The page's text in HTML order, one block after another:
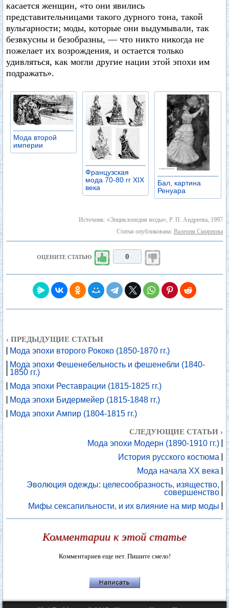
касается женщин, «то они явились
представительницами такого дурного тона, такой
вульгарности; моды, которые они выдумывали, так
безвкусны и безобразны, — что никто никогда не
пожелает их возрождения, и остается только
удивляться, как могли другие нации этой эпохи им
подражать».
Мода второй
империи
Французская
мода 70-80 гг XIX
века
Бал, картина
Ренуара
Источник: «Энциклопедия моды», Р. П. Андреева, 1997
Статья опубликована: Валерия Смирнова
ОЦЕНИТЕ СТАТЬЮ 0
‹ ПРЕДЫДУЩИЕ СТАТЬИ
Мода эпохи второго Рококо (1850-1870 гг.)
Мода эпохи Фешенебельность и фешенебли (1840-
1850 гг.)
Мода эпохи Реставрации (1815-1825 гг.)
Мода эпохи Бидермейер (1815-1848 гг.)
Мода эпохи Ампир (1804-1815 гг.)
СЛЕДУЮЩИЕ СТАТЬИ ›
Мода эпохи Модерн (1890-1910 гг.)
История русского костюма
Мода начала XX века
Эволюция одежды: целесообразность, изящество,
совершенство
Мифы сексапильности, и их влияние на мир моды
Комментарии к этой статье
Комментариев еще нет. Пишите смело!